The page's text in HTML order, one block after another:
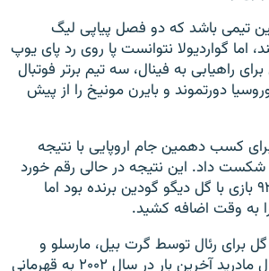
تیمی باشد که دو فصل پیاپی لیگ
اما گواردیولا نتوانست پا روی رد پای یوپ
راهیابی به فینال، سه تیم بر‌تر فوتبال
دورتموند و بایرن مونیخ را از پیش
برای کسب دهمین جام اروپایی با نتیجه
شکست داد. این نتیجه در حالی رقم خورد
که آتلتیکو تا دقیقه ۹۳ بازی با گل دیگو گودین برنده بود اما
به وقت اضافه کشید.
برای رئال توسط گرت بیل، مارسلو و
کریستیانو رونالدو. رئال مادرید آخرین بار در سال ۲۰۰۲ به قهرمانی